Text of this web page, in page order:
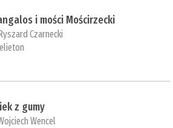
i mości Mościrzecki
Czarnecki
z gumy
Wencel